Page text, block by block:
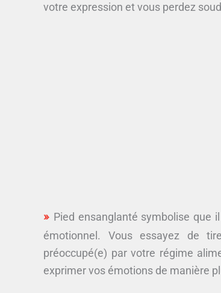
votre expression et vous perdez
Pied ensanglanté symbolise que
émotionnel. Vous essayez de
préoccupé(e) par votre régime
exprimer vos émotions de manière